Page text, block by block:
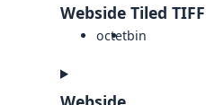
Webside Tiled TIFF
octetbin